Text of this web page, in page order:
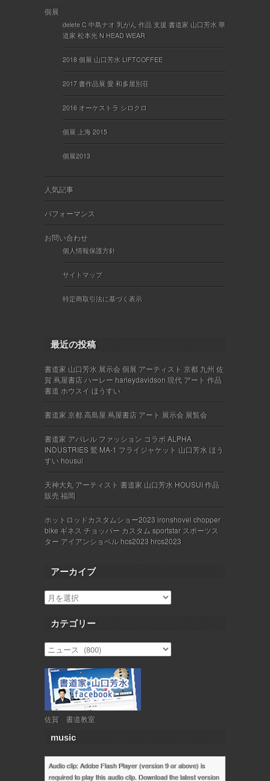
個展
delete C 中島ナオ 乳がん 作品 支援 書道家 山口芳水 華
道家 松本光 N HEAD WEAR
2018 個展 山口芳水 LIFTCOFFEE
2017 書作品展 愛 和多屋別荘
2016 オーケストラ シロクロ
個展 上海 2015
個展2013
人気記事
パフォーマンス
お問い合わせ
個人情報保護方針
サイトマップ
特定商取引法に基づく表示
最近の投稿
書道家 山口芳水 展示会 個展 アーティスト 京都 九州 佐
賀 蔦屋書店 ハーレー harleydavidson 現代 アート 作品
書道 ホウスイ ほうすい
書道家 京都 高島屋 蔦屋書店 アート 展示会 展覧会
書道家 アパレル ファッション コラボ ALPHA
INDUSTRIES 鷲 MA-1 フライジャケット 山口芳水 ほう
すい housui
天神大丸 アーティスト 書道家 山口芳水 HOUSUI 作品
販売 福岡
ホットロッドカスタムショー2023 ironshovel chopper
bike ギネス チョッパー カスタム sportstar スポーツス
ター アイアンショベル hcs2023 hrcs2023
アーカイブ
カテゴリー
佐賀 書道教室
music
Audio clip: Adobe Flash Player (version 9 or above) is
required to play this audio clip. Download the latest version